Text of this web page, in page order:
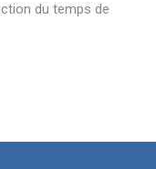
du temps de